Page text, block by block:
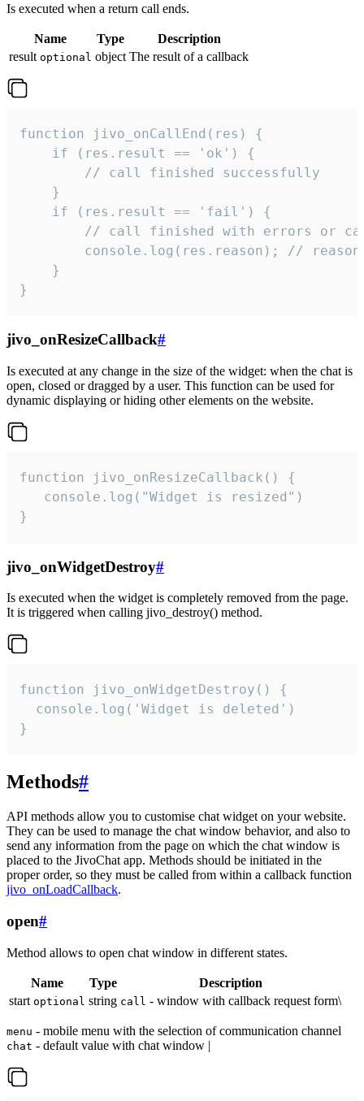
Is executed when a return call ends.
Name Type
Description
result optional object The result of a callback
function jivo_onCallEnd(res) {
    if (res.result == 'ok') {
        // call finished successfully
    }
    if (res.result == 'fail') {
// call finished with errors or
console.log(res.reason); //
    }
}
jivo_onResizeCallback#
Is executed at any change in the size of the widget: when the chat is
open, closed or dragged by a user. This function can be used for
dynamic displaying or hiding other elements on the website.
function jivo_onResizeCallback() {
   console.log("Widget is resized")
}
jivo_onWidgetDestroy#
Is executed when the widget is completely removed from the page.
It is triggered when calling jivo_destroy() method.
function jivo_onWidgetDestroy() {
  console.log('Widget is deleted')
}
Methods#
API methods allow you to customise chat widget on your website.
They can be used to manage the chat window behavior, and also to
send any information from the page on which the chat window is
placed to the JivoChat app. Methods should be initiated in the
proper order, so they must be called from within a callback function
jivo_onLoadCallback.
open#
Method allows to open chat window in different states.
Name Type
Description
start optional string call - window with callback request form\
menu - mobile menu with the selection of communication channel
chat - default value with chat window |